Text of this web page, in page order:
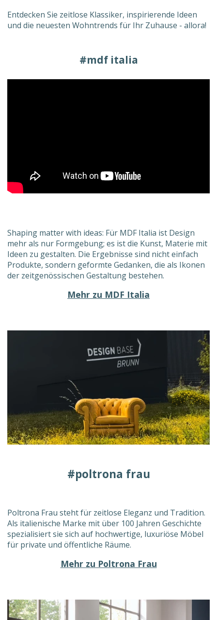
Entdecken Sie zeitlose Klassiker, inspirierende Ideen
und die neuesten Wohntrends für Ihr Zuhause - allora!
#mdf italia
Shaping matter with ideas: Für MDF Italia ist Design
mehr als nur Formgebung; es ist die Kunst, Materie mit
Ideen zu gestalten. Die Ergebnisse sind nicht einfach
Produkte, sondern geformte Gedanken, die als Ikonen
der zeitgenössischen Gestaltung bestehen.
Mehr zu MDF Italia
#poltrona frau
Poltrona Frau steht für zeitlose Eleganz und Tradition.
Als italienische Marke mit über 100 Jahren Geschichte
spezialisiert sie sich auf hochwertige, luxuriöse Möbel
für private und öffentliche Räume.
Mehr zu Poltrona Frau